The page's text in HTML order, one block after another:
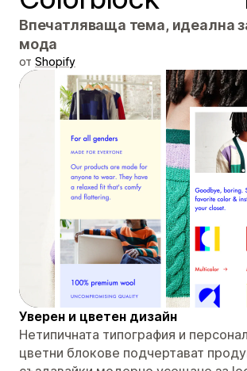
Впечатляваща тема, идеална
мода
от Shopify
Уверен и цветен дизайн
Нетипичната типография и
цветни блокове подчертават